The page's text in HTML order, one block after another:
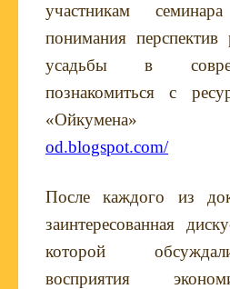
участникам
понимания перспектив
усадьбы в
познакомиться с
«Ойкумена»
od.blogspot.com/
После каждого из
заинтересованная
которой
восприятия